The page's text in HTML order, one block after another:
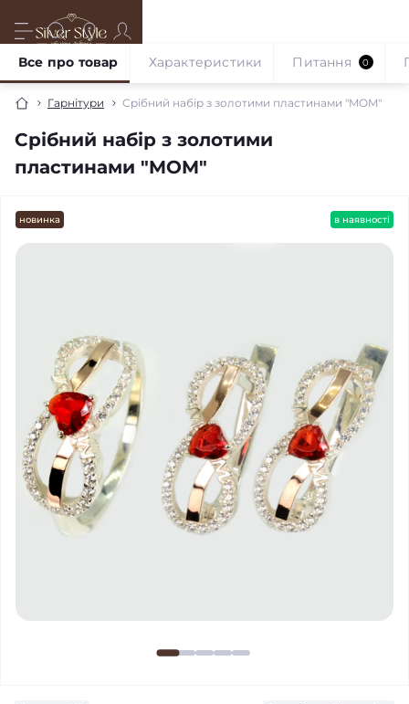
Гарнітури Срібний набір з золотими пластинами "MOM"
Срібний набір з золотими
пластинами "MOM"
Все про товар Характеристики Питання 0
новинка в наявності